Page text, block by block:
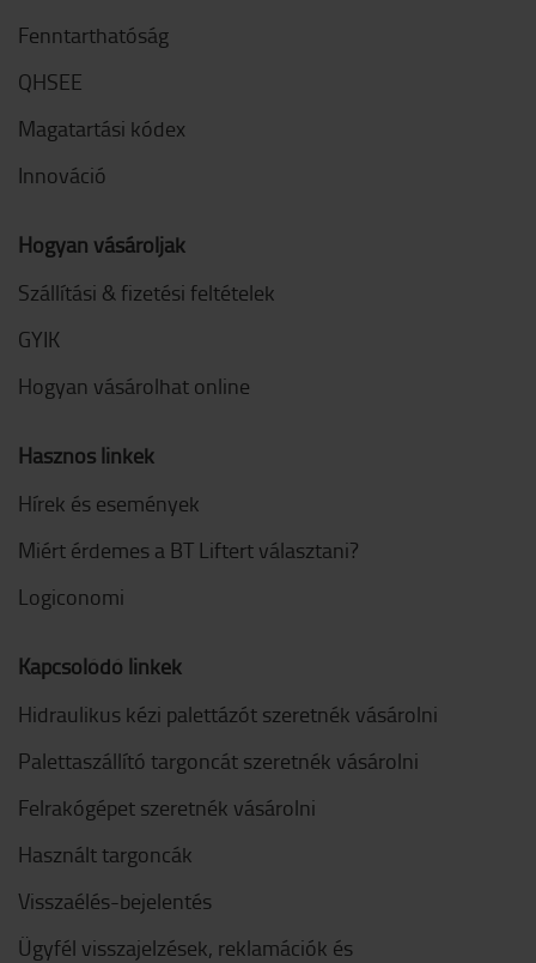
Fenntarthatóság
QHSEE
Magatartási kódex
Innováció
Hogyan vásároljak
Szállítási & fizetési feltételek
GYIK
Hogyan vásárolhat online
Hasznos linkek
Hírek és események
Miért érdemes a BT Liftert választani?
Logiconomi
Kapcsolódó linkek
Hidraulikus kézi palettázót szeretnék vásárolni
Palettaszállító targoncát szeretnék vásárolni
Felrakógépet szeretnék vásárolni
Használt targoncák
Visszaélés-bejelentés
Ügyfél visszajelzések, reklamációk és